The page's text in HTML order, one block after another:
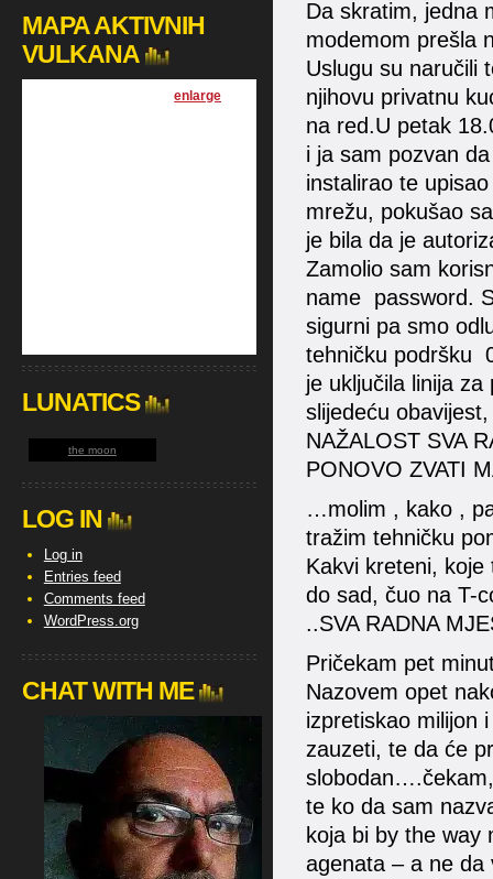
Da skratim, jedna
modemom prešla
Uslugu su naručili
njihovu privatnu
na red.U petak
i ja sam pozvan
instalirao te
mrežu, pokušao
je bila da je
Zamolio sam
name password.
sigurni pa smo
tehničku podršku
je uključila linija
slijedeću
NAŽALOST SVA
PONOVO ZVATI
…molim , kako ,
tražim tehničku
Kakvi kreteni,
do sad, čuo na T-
..SVA RADNA
Pričekam pet
Nazovem opet
izpretiskao milijon
zauzeti, te da će
te ko da sam
koja bi by the
agenata – a ne da
MAPA AKTIVNIH
VULKANA
[enlarge
LUNATICS
the moon
LOG IN
Log in
Entries feed
Comments feed
WordPress.org
CHAT WITH ME